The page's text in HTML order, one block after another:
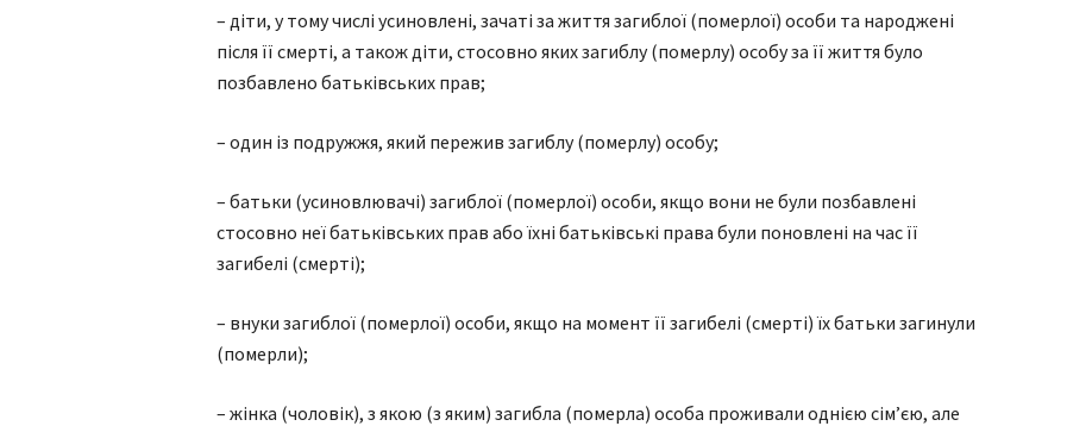
– діти, у тому числі усиновлені, зачаті за життя загиблої (померлої) особи та народжені
після її смерті, а також діти, стосовно яких загиблу (померлу) особу за її життя було
позбавлено батьківських прав;
– один із подружжя, який пережив загиблу (померлу) особу;
– батьки (усиновлювачі) загиблої (померлої) особи, якщо вони не були позбавлені
стосовно неї батьківських прав або їхні батьківські права були поновлені на час її
загибелі (смерті);
– внуки загиблої (померлої) особи, якщо на момент її загибелі (смерті) їх батьки загинули
(померли);
– жінка (чоловік), з якою (з яким) загибла (померла) особа проживали однією сім’єю, але